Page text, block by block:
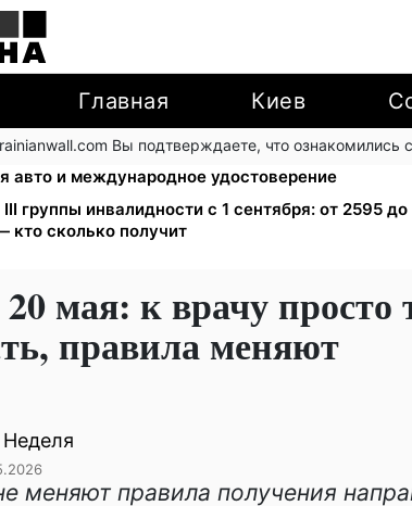
Главная Киев
Вы подтверждаете, что ознакомились с
и МСЦ МВД приедет в громаду: обмен прав,
авто и международное удостоверение
группы инвалидности с 1 сентября: от 2595 до
кто сколько получит
мая: к врачу просто
правила меняют
Неделя
меняют правила получения